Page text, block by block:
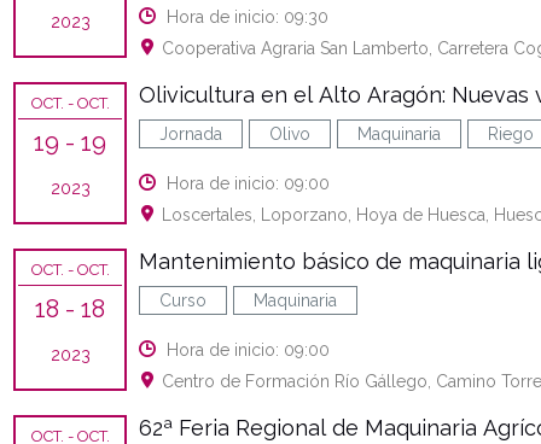
2023
Hora de inicio: 09:30
Cooperativa Agraria San Lamberto, Carretera
OCT. - OCT.
19 - 19
2023
Olivicultura en el Alto Aragón:
Jornada Olivo Maquinaria Riego
Hora de inicio: 09:00
Loscertales, Loporzano, Hoya de Huesca,
OCT. - OCT.
18 - 18
2023
Mantenimiento básico de maquinaria
Curso Maquinaria
Hora de inicio: 09:00
Centro de Formación Río Gállego, Camino
OCT. - OCT. 62ª Feria Regional de Maquinaria